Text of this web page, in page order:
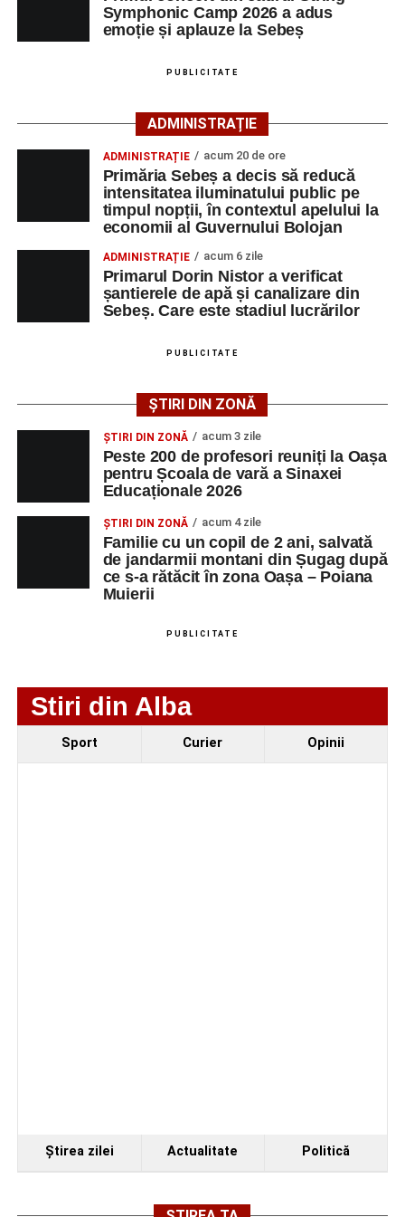
AJOFM Alba, apoi secțiunea„Persoane fizice
– Locuri de muncă vacante”
. De asemenea, informații
Lista publicată de AJOFM Alba include, pe lângă
denumirea posturilor vacante din Săsciori, și datele de
contact ale angajatorilor, precum numere de telefon și
adrese de e-mail, pentru ca persoanele interesate să
poată solicita detalii despre condițiile de angajare,
programul de lucru și procesul de recrutare.
Mai jos puteți consulta lista completă a locurilor de
muncă disponibile în comuna Săsciori la data de 4
AGENT OCUPAŢIA
NR.
NR.
Technology Srl
OPERATOR LA
MASINI-UNELTE
NUMERICA
1 0752826367
Ultimele știri din Sebeș
Symphonic Camp 2026 a adus
emoție și aplauze la Sebeș
PUBLICITATE
ADMINISTRAȚIE
ADMINISTRAȚIE acum 20 de ore
Primăria Sebeș a decis să reducă
intensitatea iluminatului public pe
timpul nopții, în contextul apelului la
economii al Guvernului Bolojan
ADMINISTRAȚIE acum 6 zile
Primarul Dorin Nistor a verificat
șantierele de apă și canalizare din
Sebeș. Care este stadiul lucrărilor
PUBLICITATE
ȘTIRI DIN ZONĂ
ȘTIRI DIN ZONĂ acum 3 zile
Peste 200 de profesori reuniți la Oașa
pentru Școala de vară a Sinaxei
Educaționale 2026
ȘTIRI DIN ZONĂ acum 4 zile
Familie cu un copil de 2 ani, salvată
de jandarmii montani din Șugag după
ce s-a rătăcit în zona Oașa – Poiana
Muierii
PUBLICITATE
Stiri din Alba
Sport Curier Opinii
Ştirea zilei Actualitate Politică